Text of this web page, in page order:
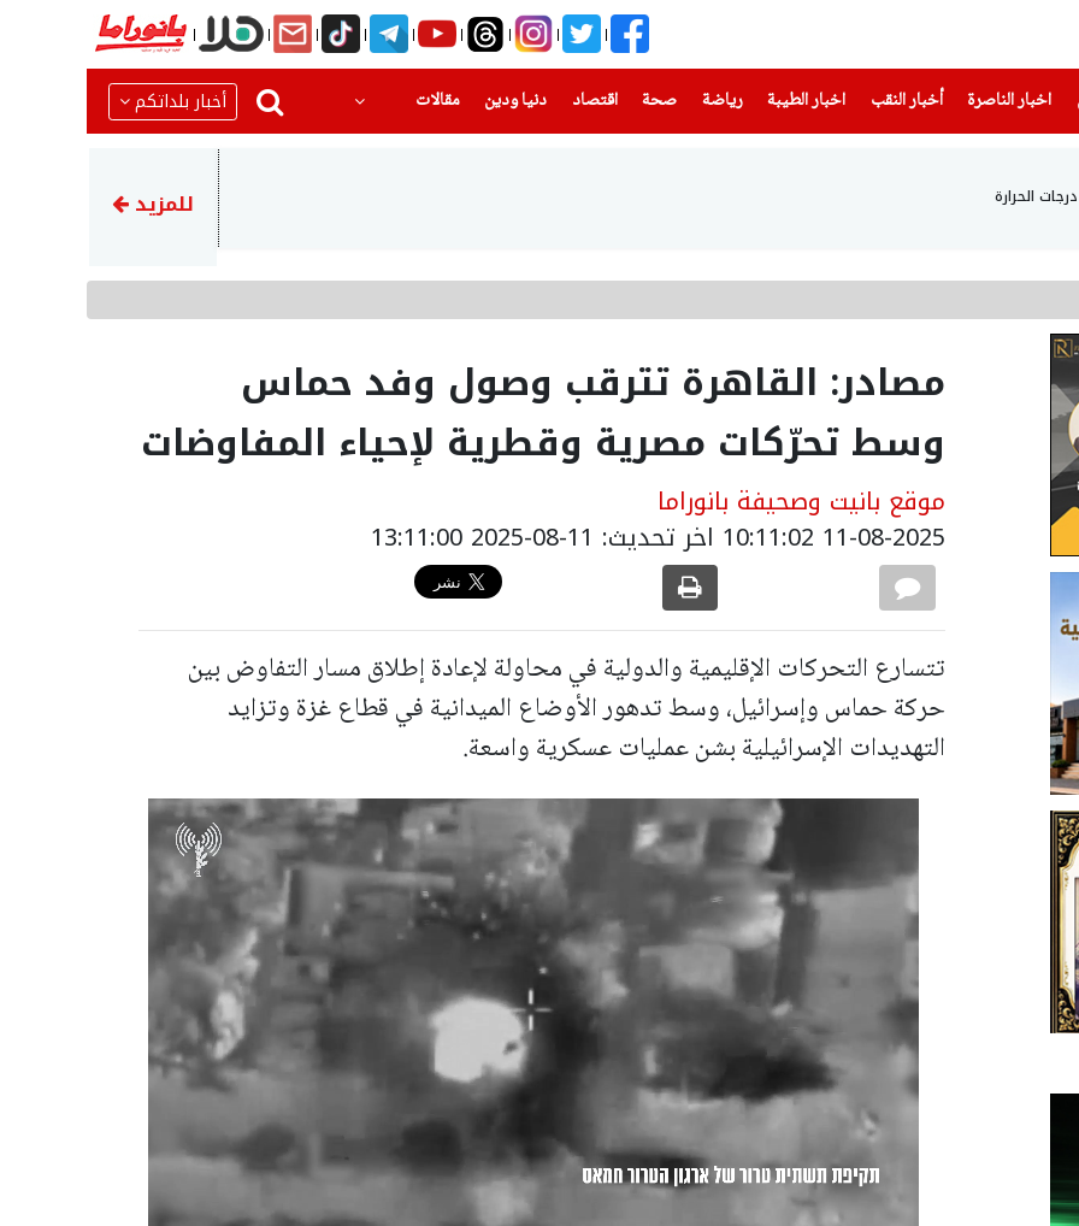
اخبار الناصرة
(current) أخبار النقب اخبار الطيبة(current) رياضة
(current) صحة(current) اقتصاد دنيا ودين
(current) مقالات أخبار بلداتكم
الحرارة مصرع الفتى محمد
للمزيد
مصادر: القاهرة تترقب وصول وفد حماس
وسط تحرّكات مصرية وقطرية لإحياء المفاوضات
موقع بانيت وصحيفة بانوراما
11-08-2025 10:11:02 اخر تحديث: 11-08-2025 13:11:00
تتسارع التحركات الإقليمية والدولية في محاولة لإعادة إطلاق مسار التفاوض بين
حركة حماس وإسرائيل، وسط تدهور الأوضاع الميدانية في قطاع غزة وتزايد
التهديدات الإسرائيلية بشن عمليات عسكرية واسعة.